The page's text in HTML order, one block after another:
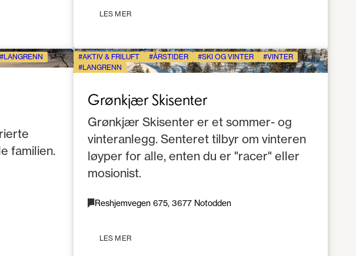
LES MER
LANGRENN
familien.
AKTIV & FRILUFT ÅRSTIDER SKI OG VINTER
VINTER
LANGRENN
Grønkjær Skisenter
Grønkjær Skisenter er et sommer- og
vinteranlegg. Senteret tilbyr om vinteren
løyper for alle, enten du er "racer" eller
mosjonist.
Reshjemvegen 675, 3677 Notodden
LES MER